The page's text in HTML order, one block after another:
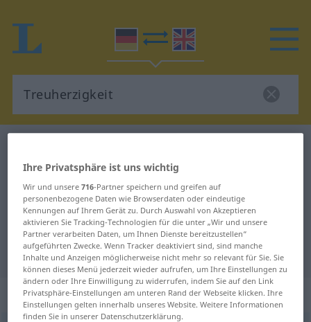
Deutsch-Englisch Übersetzung für
"Treuherzigkeit"
"Treuherzigkeit" Englisch
Übersetzung
„Treuherzigkeit“: Femininum
Ihre Privatsphäre ist uns wichtig
Wir und unsere716-Partner speichern und greifen auf
personenbezogene Daten wie Browserdaten oder eindeutige
Kennungen auf Ihrem Gerät zu. Durch Auswahl von Akzeptieren
aktivieren Sie Tracking-Technologien für die unter „Wir und unsere
Partner verarbeiten Daten, um Ihnen Dienste bereitzustellen“
aufgeführten Zwecke. Wenn Tracker deaktiviert sind, sind manche
Inhalte und Anzeigen möglicherweise nicht mehr so relevant für Sie. Sie
können dieses Menü jederzeit wieder aufrufen, um Ihre Einstellungen zu
ändern oder Ihre Einwilligung zu widerrufen, indem Sie auf den Link
Privatsphäre-Einstellungen am unteren Rand der Webseite klicken. Ihre
Einstellungen gelten innerhalb unseres Website. Weitere Informationen
finden Sie in unserer Datenschutzerklärung.